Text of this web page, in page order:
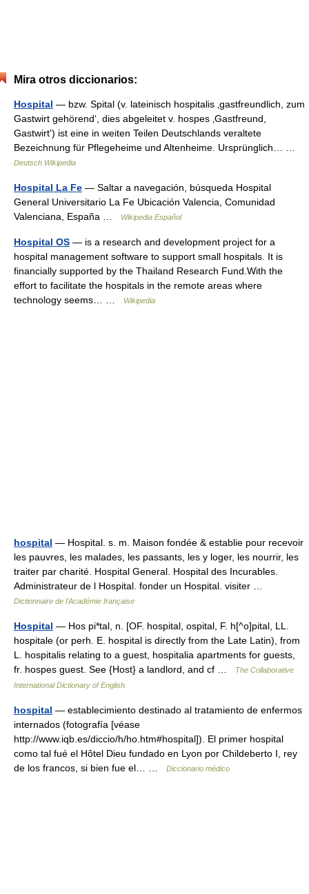
Mira otros diccionarios:
Hospital — bzw. Spital (v. lateinisch hospitalis ‚gastfreundlich, zum
Gastwirt gehörend‘, dies abgeleitet v. hospes ‚Gastfreund,
Gastwirt‘) ist eine in weiten Teilen Deutschlands veraltete
Bezeichnung für Pflegeheime und Altenheime. Ursprünglich… …
Deutsch Wikipedia
Hospital La Fe — Saltar a navegación, búsqueda Hospital
General Universitario La Fe Ubicación Valencia, Comunidad
Valenciana, España …
Wikipedia Español
Hospital OS — is a research and development project for a
hospital management software to support small hospitals. It is
financially supported by the Thailand Research Fund.With the
effort to facilitate the hospitals in the remote areas where
technology seems… …
Wikipedia
hospital — Hospital. s. m. Maison fondée & establie pour recevoir
les pauvres, les malades, les passants, les y loger, les nourrir, les
traiter par charité. Hospital General. Hospital des Incurables.
Administrateur de l Hospital. fonder un Hospital. visiter …
Dictionnaire de l'Académie française
Hospital — Hos pi*tal, n. [OF. hospital, ospital, F. h[^o]pital, LL.
hospitale (or perh. E. hospital is directly from the Late Latin), from
L. hospitalis relating to a guest, hospitalia apartments for guests,
fr. hospes guest. See {Host} a landlord, and cf …
The Collaborative
International Dictionary of English
hospital — establecimiento destinado al tratamiento de enfermos
internados (fotografía [véase
http://www.iqb.es/diccio/h/ho.htm#hospital]). El primer hospital
como tal fué el Hôtel Dieu fundado en Lyon por Childeberto I, rey
de los francos, si bien fue el… …
Diccionario médico